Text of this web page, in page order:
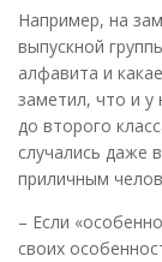
Например, на
выпускной
алфавита и
заметил, что и
до второго
случались даже
приличным
– Если
своих